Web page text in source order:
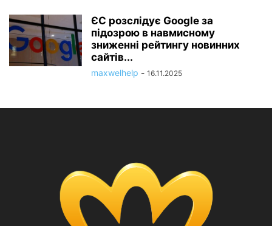
ЄС розслідує Google за
підозрою в навмисному
зниженні рейтингу новинних
сайтів...
maxwelhelp - 16.11.2025